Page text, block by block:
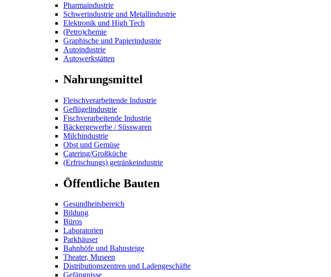
Pharmaindustrie
Schwerindustrie und Metallindustrie
Elektronik und High Tech
(Petro)chemie
Graphische und Papierindustrie
Autoindustrie
Autowerkstätten
Nahrungsmittel
Fleischverarbeitende Industrie
Geflügelindustrie
Fischverarbeitende Industrie
Bäckergewerbe / Süsswaren
Milchindustrie
Obst und Gemüse
Catering/Großküche
(Erfrischungs) getränkeindustrie
Öffentliche Bauten
Gesundheitsbereich
Bildung
Büros
Laboratorien
Parkhäuser
Bahnhöfe und Bahnsteige
Theater, Museen
Distributionszentren und Ladengeschäfte
Gefängnisse